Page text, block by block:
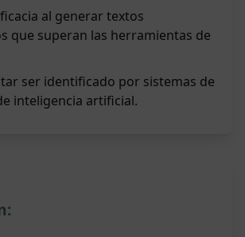
al generar textos
que superan las herramientas de
ser identificado por sistemas de
inteligencia artificial.